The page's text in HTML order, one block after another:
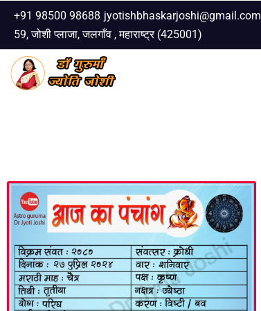
Skip
to
content
+91 98500 98688 jyotishbhaskarjoshi@gmail.com
59, जोशी प्लाजा, जलगाँव , महाराष्ट्र (425001)